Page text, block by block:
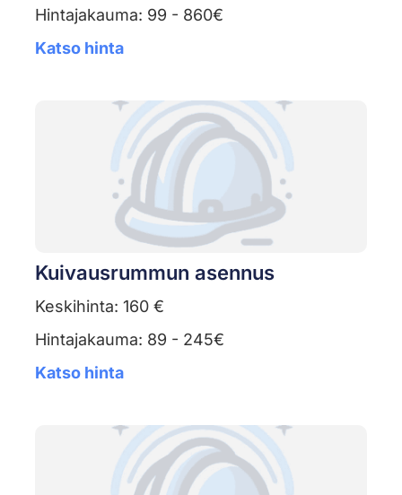
Hintajakauma: 99 - 860€
Katso hinta
Kuivausrummun asennus
Keskihinta: 160 €
Hintajakauma: 89 - 245€
Katso hinta